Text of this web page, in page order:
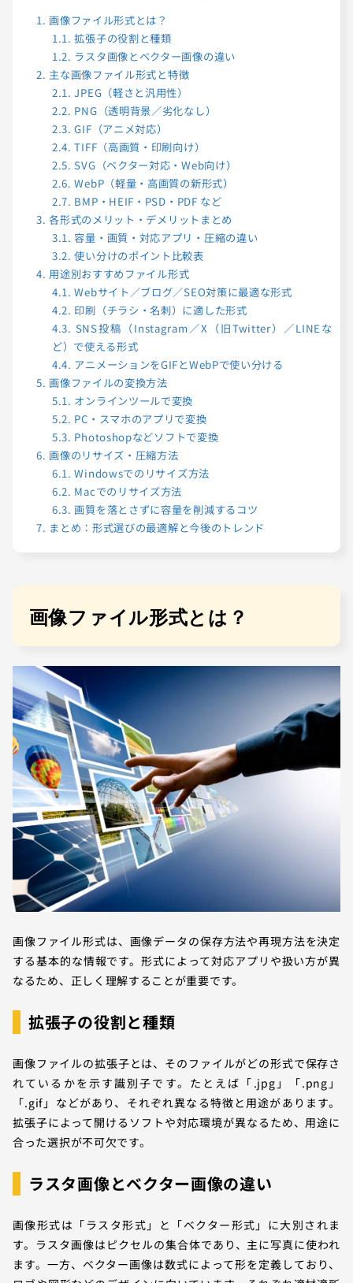
1. 画像ファイル形式とは？
1.1. 拡張子の役割と種類
1.2. ラスタ画像とベクター画像の違い
2. 主な画像ファイル形式と特徴
2.1. JPEG（軽さと汎用性）
2.2. PNG（透明背景／劣化なし）
2.3. GIF（アニメ対応）
2.4. TIFF（高画質・印刷向け）
2.5. SVG（ベクター対応・Web向け）
2.6. WebP（軽量・高画質の新形式）
2.7. BMP・HEIF・PSD・PDF など
3. 各形式のメリット・デメリットまとめ
3.1. 容量・画質・対応アプリ・圧縮の違い
3.2. 使い分けのポイント比較表
4. 用途別おすすめファイル形式
4.1. Webサイト／ブログ／SEO対策に最適な形式
4.2. 印刷（チラシ・名刺）に適した形式
4.3. SNS投稿（Instagram／X（旧Twitter）／LINEな
ど）で使える形式
4.4. アニメーションをGIFとWebPで使い分ける
5. 画像ファイルの変換方法
5.1. オンラインツールで変換
5.2. PC・スマホのアプリで変換
5.3. Photoshopなどソフトで変換
6. 画像のリサイズ・圧縮方法
6.1. Windowsでのリサイズ方法
6.2. Macでのリサイズ方法
6.3. 画質を落とさずに容量を削減するコツ
7. まとめ：形式選びの最適解と今後のトレンド
画像ファイル形式とは？
画像ファイル形式は、画像データの保存方法や再現方法を決定
する基本的な情報です。形式によって対応アプリや扱い方が異
なるため、正しく理解することが重要です。
拡張子の役割と種類
画像ファイルの拡張子とは、そのファイルがどの形式で保存さ
れているかを示す識別子です。たとえば「.jpg」「.png」
「.gif」などがあり、それぞれ異なる特徴と用途があります。
拡張子によって開けるソフトや対応環境が異なるため、用途に
合った選択が不可欠です。
ラスタ画像とベクター画像の違い
画像形式は「ラスタ形式」と「ベクター形式」に大別されま
す。ラスタ画像はピクセルの集合体であり、主に写真に使われ
ます。一方、ベクター画像は数式によって形を定義しており、